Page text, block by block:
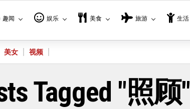
趣闻 娱乐 美食 旅游 生活
美女 视频
Tagged "照顾"